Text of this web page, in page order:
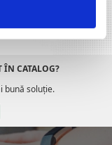
ÎN CATALOG?
bună soluție.